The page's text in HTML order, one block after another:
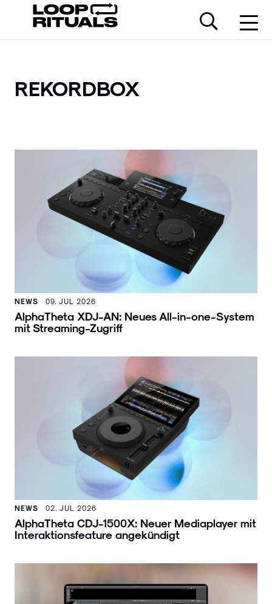
REKORDBOX
NEWS 09. JUL 2026
AlphaTheta XDJ-AN: Neues All-in-one-System
mit Streaming-Zugriff
NEWS 02. JUL 2026
AlphaTheta CDJ-1500X: Neuer Mediaplayer mit
Interaktionsfeature angekündigt